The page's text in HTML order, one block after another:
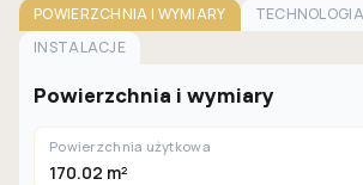
POWIERZCHNIA I WYMIARY
INSTALACJE
Powierzchnia i wymiary
Powierzchnia użytkowa
170.02 m²